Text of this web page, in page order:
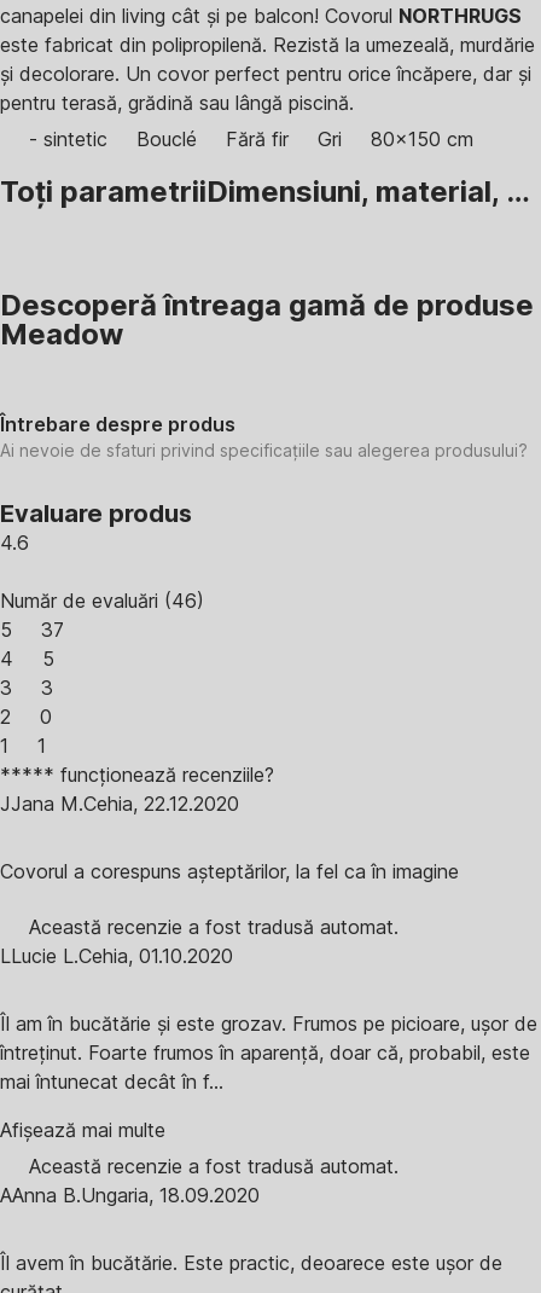
canapelei din living cât și pe balcon! Covorul NORTHRUGS
este fabricat din polipropilenă. Rezistă la umezeală, murdărie
și decolorare. Un covor perfect pentru orice încăpere, dar și
pentru terasă, grădină sau lângă piscină.
- sintetic
Bouclé Fără fir Gri 80x150 cm
Toți parametriiDimensiuni, material, …
Descoperă întreaga gamă de produse
Meadow
Întrebare despre produs
Ai nevoie de sfaturi privind specificațiile sau alegerea produsului?
Evaluare produs
4.6
Număr de evaluări (46)
5
37
4
5
3
3
2
0
1
1
***** funcționează recenziile?
JJana M.Cehia, 22.12.2020
Covorul a corespuns așteptărilor, la fel ca în imagine
Această recenzie a fost tradusă automat.
LLucie L.Cehia, 01.10.2020
Îl am în bucătărie și este grozav. Frumos pe picioare, ușor de
întreținut. Foarte frumos în aparență, doar că, probabil, este
mai întunecat decât în f...
Afișează mai multe
Această recenzie a fost tradusă automat.
AAnna B.Ungaria, 18.09.2020
Îl avem în bucătărie. Este practic, deoarece este ușor de